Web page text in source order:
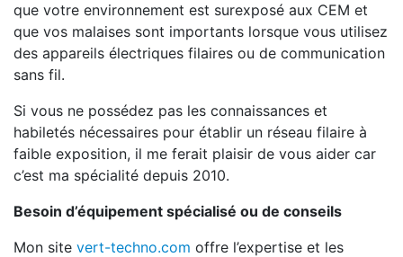
que votre environnement est surexposé aux CEM et
que vos malaises sont importants lorsque vous utilisez
des appareils électriques filaires ou de communication
sans fil.
Si vous ne possédez pas les connaissances et
habiletés nécessaires pour établir un réseau filaire à
faible exposition, il me ferait plaisir de vous aider car
c’est ma spécialité depuis 2010.
Besoin d’équipement spécialisé ou de conseils
Mon site vert-techno.com offre l’expertise et les